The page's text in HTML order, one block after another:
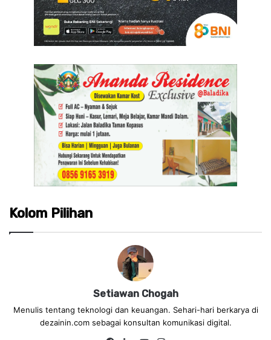
Kolom Pilihan
Setiawan Chogah
Menulis tentang teknologi dan keuangan. Sehari-hari berkarya di
dezainin.com sebagai konsultan komunikasi digital.